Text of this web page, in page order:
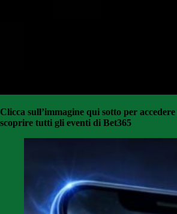
Clicca sull’immagine qui sotto per
scoprire tutti gli eventi di Bet365